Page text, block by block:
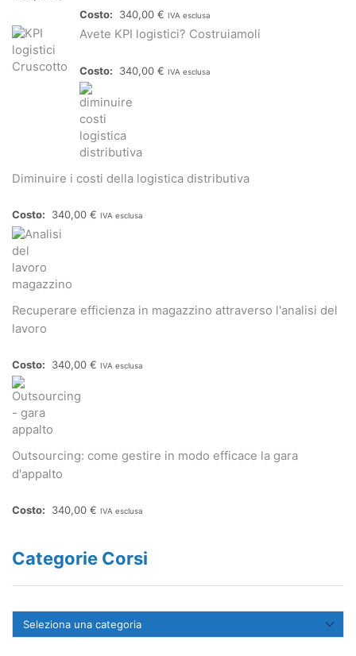
340,00 € IVA esclusa
Avete KPI logistici? Costruiamoli
340,00 € IVA esclusa
Diminuire i costi della logistica distributiva
340,00 € IVA esclusa
Recuperare efficienza in magazzino attraverso l'analisi del
lavoro
340,00 € IVA esclusa
Outsourcing: come gestire in modo efficace la gara
d'appalto
340,00 € IVA esclusa
Categorie Corsi